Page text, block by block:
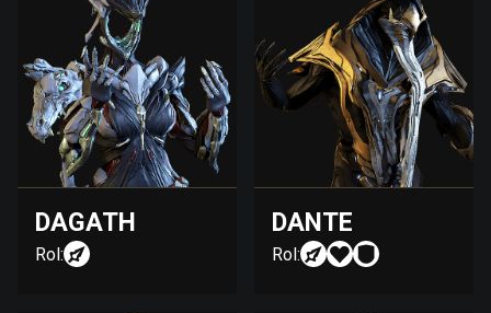
DAGATH
Rol:
DANTE
Rol: